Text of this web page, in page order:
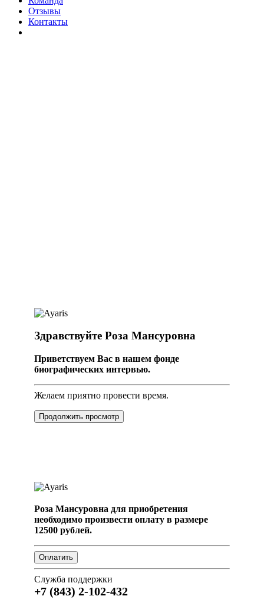
Отзывы
Контакты
Здравствуйте Роза Мансуровна
Приветствуем Вас в нашем фонде
биографических интервью.
Желаем приятно провести время.
Продолжить просмотр
Роза Мансуровна для приобретения
необходимо произвести оплату в размере
12500 рублей.
Служба поддержки
+7 (843) 2-102-432